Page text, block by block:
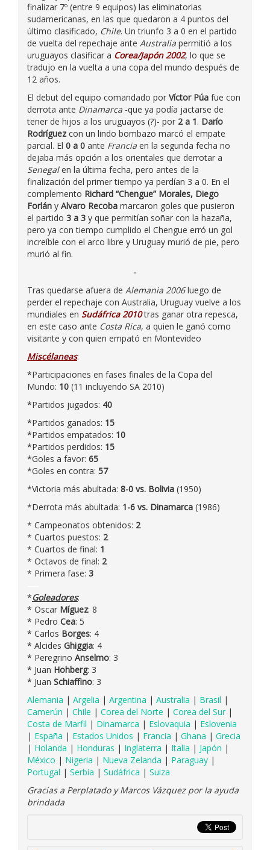
finalizar 7º (entre 9 equipos) las eliminatorias
sudamericanas, en las que quedaron a 4 puntos del
último clasificado, Chile. Un triunfo 3 a 0 en el partido
de vuelta del repechaje ante Australia permitió a los
uruguayos clasificar a Corea/Japón 2002, lo que se
tradujo en la vuelta a una copa del mundo después de
12 años.
El debut del equipo comandado por Víctor Púa fue con
derrota ante Dinamarca -que ya podía jactarse de
tener de hijos a los uruguayos (?)- por 2 a 1. Darío
Rodríguezcon un lindo bombazo marcó el empate
parcial. El 0 a 0 ante Francia en la segunda fecha no
dejaba más opción a los orientales que derrotar a
Senegalen la última fecha, pero antes de la
finalización del primer tiempo ya perdían 3 a 0. En el
complemento Richard “Chengue” Morales, Diego
Forlán y Alvaro Recoba marcaron goles que pusieron
el partido 3 a 3 y que permitían soñar con la hazaña,
pero ya con tiempo cumplido el Chengue erró un gol
increíble con el arco libre y Uruguay murió de pie, pero
murió al fin.
Tras quedarse afuera de Alemania 2006luego de
perder el repechaje con Australia, Uruguay vuelve a los
mundiales en Sudáfrica 2010tras ganar otra repesca,
en este caso ante Costa Rica, a quien le ganó como
visitante y con quien empató en Montevideo
Miscélaneas:
*Participaciones en fases finales de la Copa del
Mundo: 10 (11 incluyendo SA 2010)
*Partidos jugados: 40
*Partidos ganados: 15
*Partidos empatados: 10
*Partidos perdidos: 15
*Goles a favor: 65
*Goles en contra: 57
*Victoria más abultada: 8-0 vs. Bolivia (1950)
*Derrota más abultada: 1-6 vs. Dinamarca (1986)
* Campeonatos obtenidos: 2
* Cuartos puestos: 2
* Cuartos de final: 1
* Octavos de final: 2
* Primera fase: 3
*Goleadores:
* Oscar Míguez: 8
* Pedro Cea: 5
* Carlos Borges: 4
* Alcides Ghiggia: 4
* Peregrino Anselmo: 3
* Juan Hohberg: 3
* Juan Schiaffino: 3
Alemania | Argelia | Argentina | Australia | Brasil |
Camerún | Chile | Corea del Norte | Corea del Sur |
Costa de Marfil | Dinamarca | Eslovaquia | Eslovenia
| España | Estados Unidos | Francia | Ghana | Grecia
| Holanda | Honduras | Inglaterra | Italia | Japón |
México | Nigeria | Nueva Zelanda | Paraguay |
Portugal | Serbia | Sudáfrica | Suiza
Gracias a Perplatado y Marcos Vázquez por la ayuda
brindada